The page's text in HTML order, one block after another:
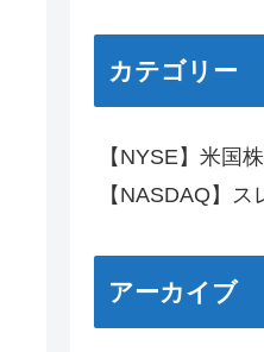
カテゴリー
【NYSE】米国
【NASDAQ】ス
アーカイブ